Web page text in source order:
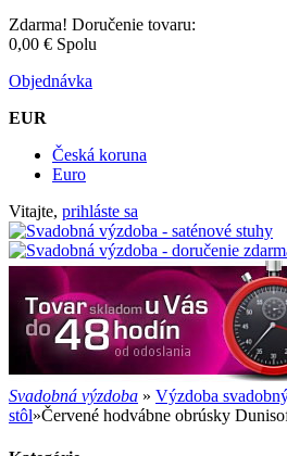
Zdarma! Doručenie tovaru:
0,00 € Spolu
Objednávka
EUR
Česká koruna
Euro
Vitajte, prihláste sa
Svadobná výzdoba » Výzdoba
stôl»Červené hodvábne obrúsky